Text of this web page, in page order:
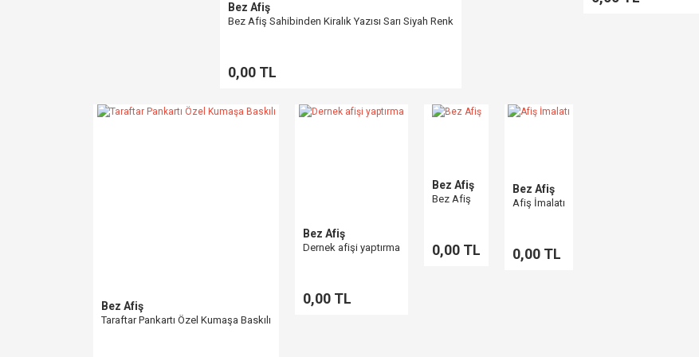
Bez Afiş
Bez Afiş Sahibinden Kiralık Yazısı Sarı Siyah Renk
0,00 TL
Bez Afiş
Taraftar Pankartı Özel Kumaşa Baskılı
Bez Afiş
Dernek afişi yaptırma
0,00 TL
Bez Afiş
Bez Afiş
0,00 TL
Bez Afiş
Afiş İmalatı
0,00 TL